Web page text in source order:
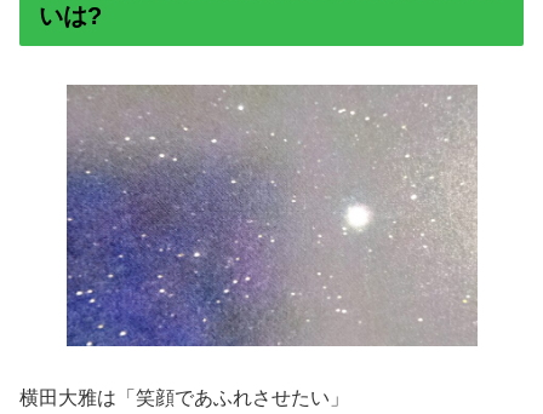
いは?
横田大雅は「笑顔であふれさせたい」